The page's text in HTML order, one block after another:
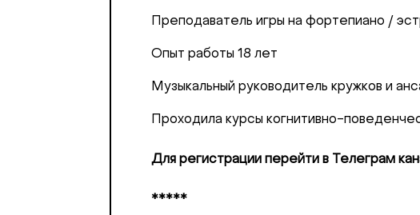
Преподаватель игры на фортепиано /
Опыт работы 18 лет
Музыкальный руководитель кружков и
Проходила курсы когнитивно-
Для регистрации перейти в Телеграм
*****